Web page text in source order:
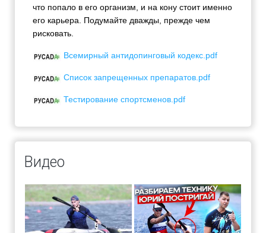
что попало в его организм, и на кону стоит именно
его карьера. Подумайте дважды, прежде чем
рисковать.
Всемирный антидопинговый кодекс.pdf
Список запрещенных препаратов.pdf
Тестирование спортсменов.pdf
Видео